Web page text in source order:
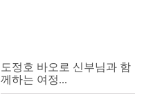
도정호 바오로 신부님과 함
께하는 여정...